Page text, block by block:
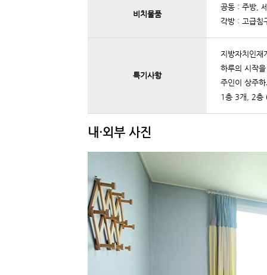
비치물품
공동 : 주방,
각방 : 고급침
특기사항
지방자치인
하루의 시작
주인이 상주
1층 3개, 2층
내·외부 사진